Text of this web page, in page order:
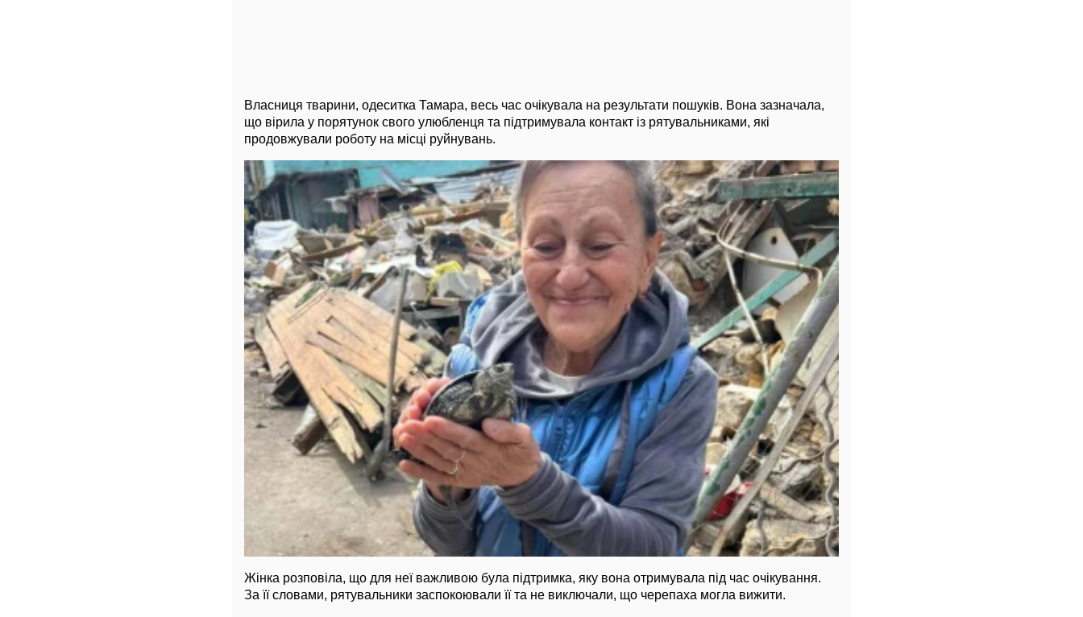
Власниця тварини, одеситка Тамара, весь час очікувала на результати пошуків. Вона зазначала,
що вірила у порятунок свого улюбленця та підтримувала контакт із рятувальниками, які
продовжували роботу на місці руйнувань.
Жінка розповіла, що для неї важливою була підтримка, яку вона отримувала під час очікування.
За її словами, рятувальники заспокоювали її та не виключали, що черепаха могла вижити.